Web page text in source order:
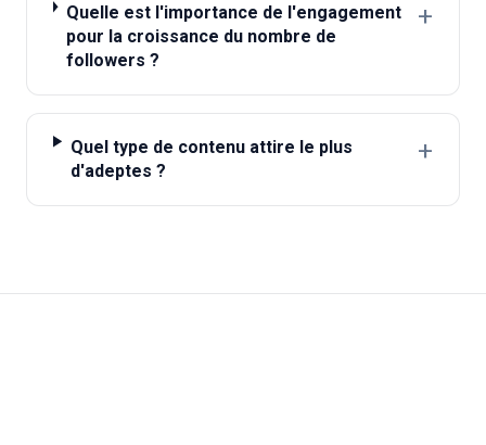
Quelle est l'importance de l'engagement
pour la croissance du nombre de
followers ?
+
Quel type de contenu attire le plus
d'adeptes ?
+